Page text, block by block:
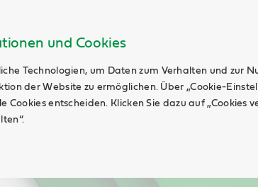
und Cookies
Technologien, um Daten zum Verhalten und zur
der Website zu ermöglichen. Über „Cookie-
Cookies entscheiden. Klicken Sie dazu auf „Cookies